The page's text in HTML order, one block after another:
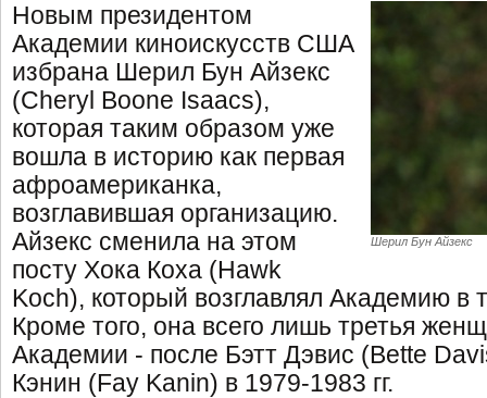
Шерил Бун Айзекс
Новым президентом
Академии киноискусств США
избрана Шерил Бун Айзекс
(Cheryl Boone Isaacs),
которая таким образом уже
вошла в историю как первая
афроамериканка,
возглавившая организацию.
Айзекс сменила на этом
посту Хока Коха (Hawk
Koch), который возглавлял Академию в
Кроме того, она всего лишь третья
Академии - после Бэтт Дэвис (Bette
Кэнин (Fay Kanin) в 1979-1983 гг.